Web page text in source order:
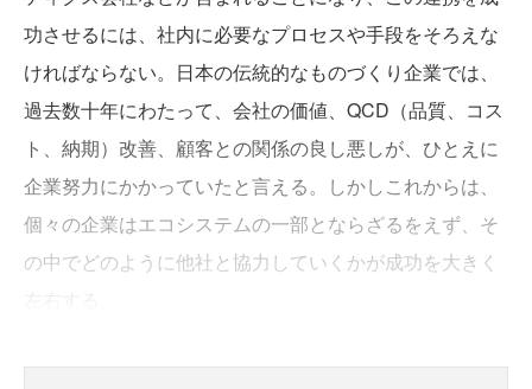
功させるには、社内に必要なプロセスや手段をそろえな
ければならない。日本の伝統的なものづくり企業では、
過去数十年にわたって、会社の価値、QCD（品質、コス
ト、納期）改善、顧客との関係の良し悪しが、ひとえに
企業努力にかかっていたと言える。しかしこれからは、
個々の企業はエコシステムの一部とならざるをえず、そ
の中でどのように他社と協力していくかが成功を大きく